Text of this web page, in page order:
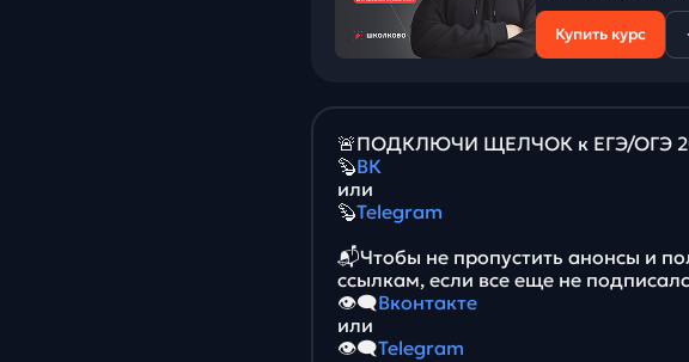
Купить курс
🚨ПОДКЛЮЧИ ЩЕЛЧОК к ЕГЭ/ОГЭ
🦫ВК
или
🦫Telegram
📬Чтобы не пропустить анонсы и
ссылкам, если все еще не
👁‍🗨Вконтакте
или
👁‍🗨Telegram